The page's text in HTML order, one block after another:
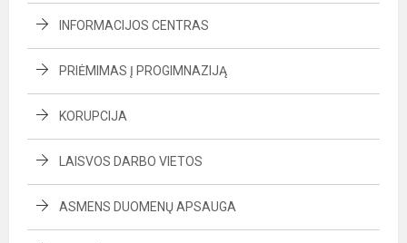
INFORMACIJOS CENTRAS
PRIĖMIMAS Į PROGIMNAZIJĄ
KORUPCIJA
LAISVOS DARBO VIETOS
ASMENS DUOMENŲ APSAUGA